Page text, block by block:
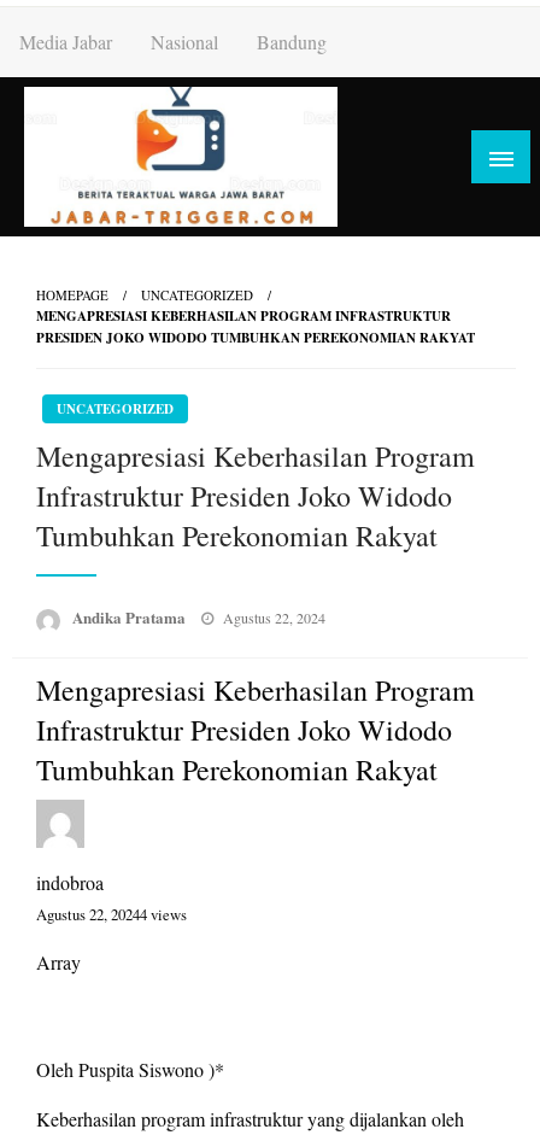
content
Media Jabar Nasional Bandung
HOMEPAGE UNCATEGORIZED
MENGAPRESIASI KEBERHASILAN PROGRAM INFRASTRUKTUR
PRESIDEN JOKO WIDODO TUMBUHKAN PEREKONOMIAN RAKYAT
UNCATEGORIZED
Mengapresiasi Keberhasilan Program
Infrastruktur Presiden Joko Widodo
Tumbuhkan Perekonomian Rakyat
Andika Pratama
Posted
Agustus 22, 2024
Mengapresiasi Keberhasilan Program
Infrastruktur Presiden Joko Widodo
Tumbuhkan Perekonomian Rakyat
indobroa
Agustus 22, 20244 views
Array
Oleh Puspita Siswono )*
Keberhasilan program infrastruktur yang dijalankan oleh